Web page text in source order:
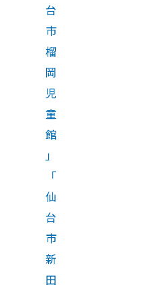
台
市
榴
岡
児
童
館
」
「
仙
台
市
新
田